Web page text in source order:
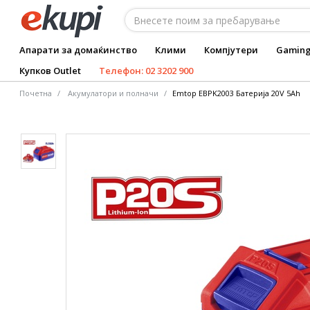
Апарати за домаќинство Клими Компјутери
Купков Outlet
Телефон: 02 3202 900
Почетна Акумулатори и полначи Emtop EBPK2003 Батерија 20V 5Ah